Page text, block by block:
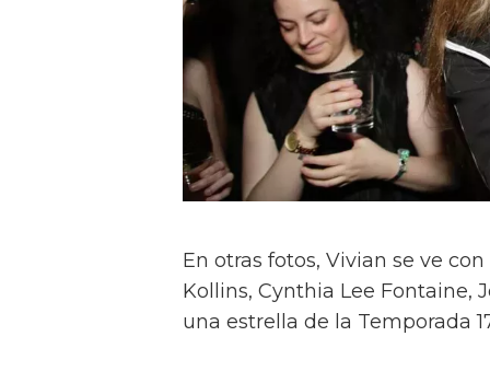
En otras fotos, Vivian se ve
Kollins, Cynthia Lee Fontaine,
una estrella de la Temporada